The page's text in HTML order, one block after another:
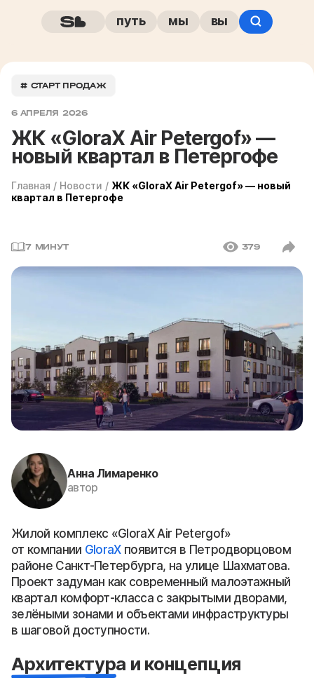
путь мы вы
# СТАРТ ПРОДАЖ
6 АПРЕЛЯ 2026
ЖК «GloraX Air Petergof» —
новый квартал в Петергофе
Главная / Новости / ЖК «GloraX Air Petergof» — новый
квартал в Петергофе
7 МИНУТ 379
Анна Лимаренко
автор
Жилой комплекс «GloraX Air Petergof»
от компании GloraXпоявится в Петродворцовом
районе Санкт-Петербурга, на улице Шахматова.
Проект задуман как современный малоэтажный
квартал комфорт-класса с закрытыми дворами,
зелёными зонами и объектами инфраструктуры
в шаговой доступности.
Архитектура и концепция